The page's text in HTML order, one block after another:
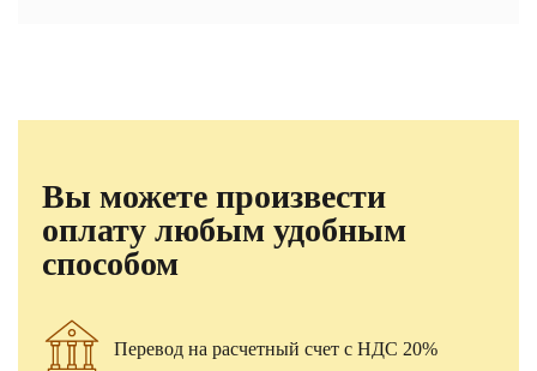
Вы можете произвести
оплату любым удобным
способом
Перевод на расчетный счет с НДС 20%